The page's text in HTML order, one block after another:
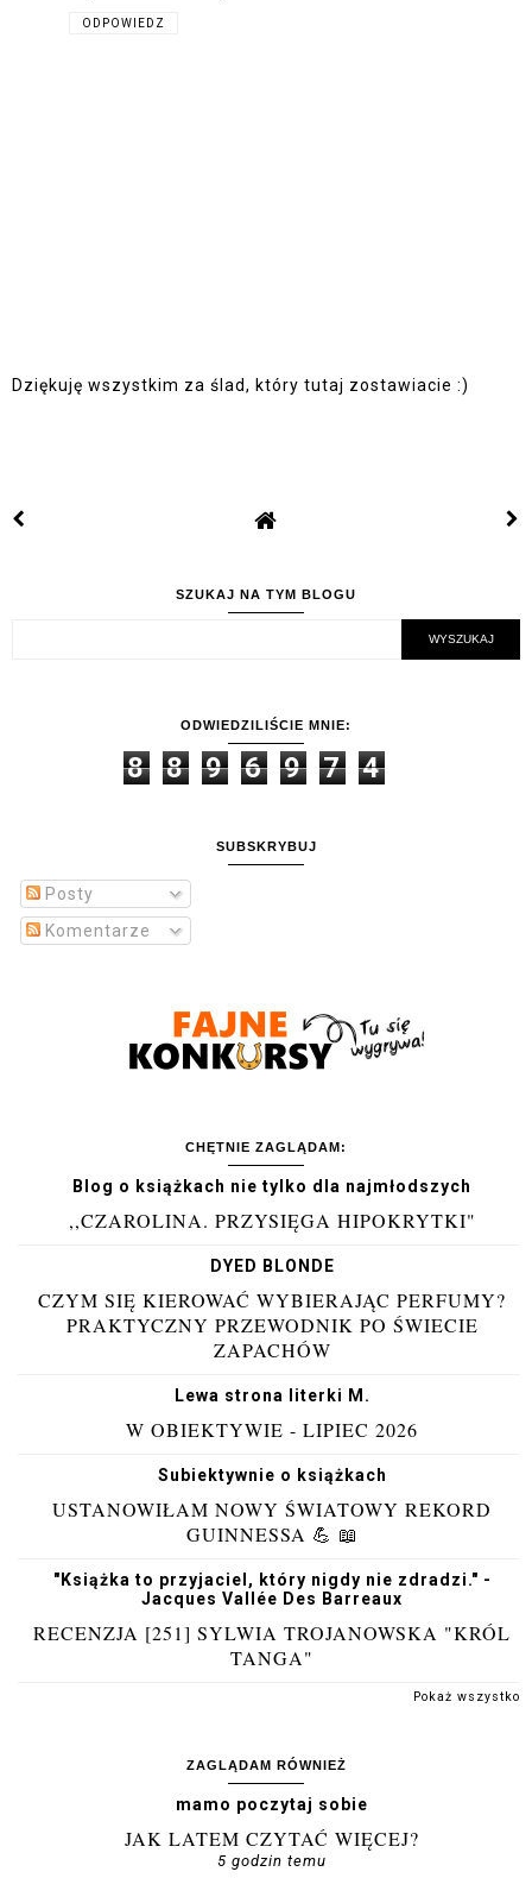
ODPOWIEDZ
Dziękuję wszystkim za ślad, który tutaj zostawiacie :)
SZUKAJ NA TYM BLOGU
ODWIEDZILIŚCIE MNIE:
8 8 9 6 9 7 4
SUBSKRYBUJ
Posty
Komentarze
CHĘTNIE ZAGLĄDAM:
Blog o książkach nie tylko dla najmłodszych
,,CZAROLINA. PRZYSIĘGA HIPOKRYTKI"
DYED BLONDE
CZYM SIĘ KIEROWAĆ WYBIERAJĄC PERFUMY?
PRAKTYCZNY PRZEWODNIK PO ŚWIECIE
ZAPACHÓW
Lewa strona literki M.
W OBIEKTYWIE - LIPIEC 2026
Subiektywnie o książkach
USTANOWIŁAM NOWY ŚWIATOWY REKORD
GUINNESSA 💪 📖
"Książka to przyjaciel, który nigdy nie zdradzi." -
Jacques Vallée Des Barreaux
RECENZJA [251] SYLWIA TROJANOWSKA "KRÓL
TANGA"
Pokaż wszystko
ZAGLĄDAM RÓWNIEŻ
mamo poczytaj sobie
JAK LATEM CZYTAĆ WIĘCEJ?
5 godzin temu